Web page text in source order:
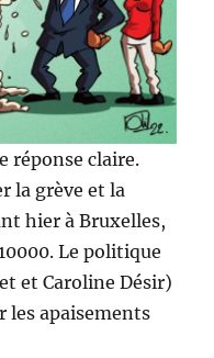
réponse claire.
la grève et la
hier à Bruxelles,
Le politique
et Caroline Désir)
les apaisements